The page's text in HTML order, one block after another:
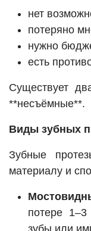
нет
потеряно
нужно
есть
Существует
**несъёмные**.
Виды зубных
Зубные
материалу и
потере